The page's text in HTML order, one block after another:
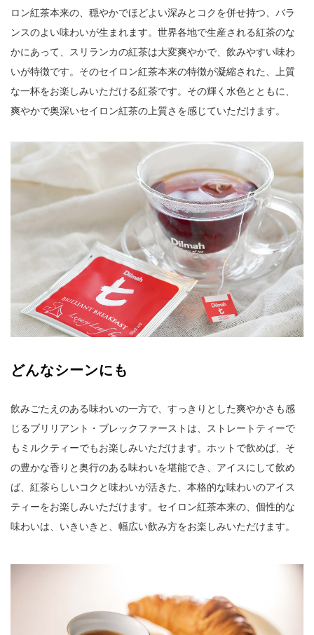
ロン紅茶本来の、穏やかでほどよい深みとコクを併せ持つ、バラ
ンスのよい味わいが生まれます。世界各地で生産される紅茶のな
かにあって、スリランカの紅茶は大変爽やかで、飲みやすい味わ
いが特徴です。そのセイロン紅茶本来の特徴が凝縮された、上質
な一杯をお楽しみいただける紅茶です。その輝く水色とともに、
爽やかで奥深いセイロン紅茶の上質さを感じていただけます。
どんなシーンにも
飲みごたえのある味わいの一方で、すっきりとした爽やかさも感
じるブリリアント・ブレックファーストは、ストレートティーで
もミルクティーでもお楽しみいただけます。ホットで飲めば、そ
の豊かな香りと奥行のある味わいを堪能でき、アイスにして飲め
ば、紅茶らしいコクと味わいが活きた、本格的な味わいのアイス
ティーをお楽しみいただけます。セイロン紅茶本来の、個性的な
味わいは、いきいきと、幅広い飲み方をお楽しみいただけます。